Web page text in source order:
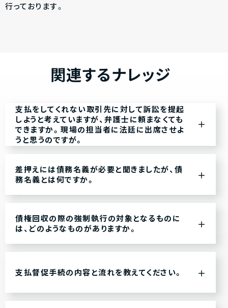
行っております。
関連するナレッジ
支払をしてくれない取引先に対して訴訟を提起
しようと考えていますが、弁護士に頼まなくても
できますか。現場の担当者に法廷に出席させよ
うと思うのですが。
差押えには債務名義が必要と聞きましたが、債
務名義とは何ですか。
債権回収の際の強制執行の対象となるものに
は、どのようなものがありますか。
支払督促手続の内容と流れを教えてください。